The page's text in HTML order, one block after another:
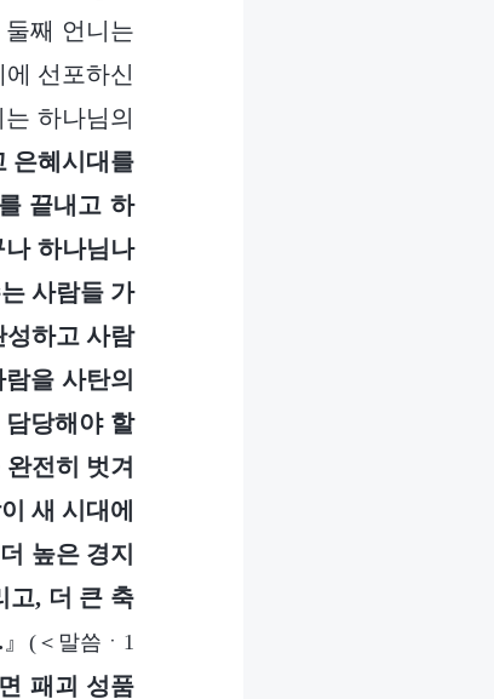
째 언니는
선포하신
하나님의
은혜시대를
끝내고 하
하나님나
사람들 가
하고 사람
을 사탄의
당해야 할
전히 벗겨
새 시대에
높은 경지
고, 더 큰 축
』(＜말씀ㆍ1
패괴 성품